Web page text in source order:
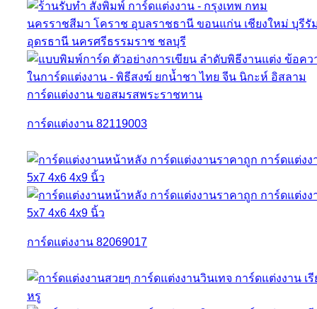
การ์ดแต่งงาน 82119003
การ์ดแต่งงาน 82069017